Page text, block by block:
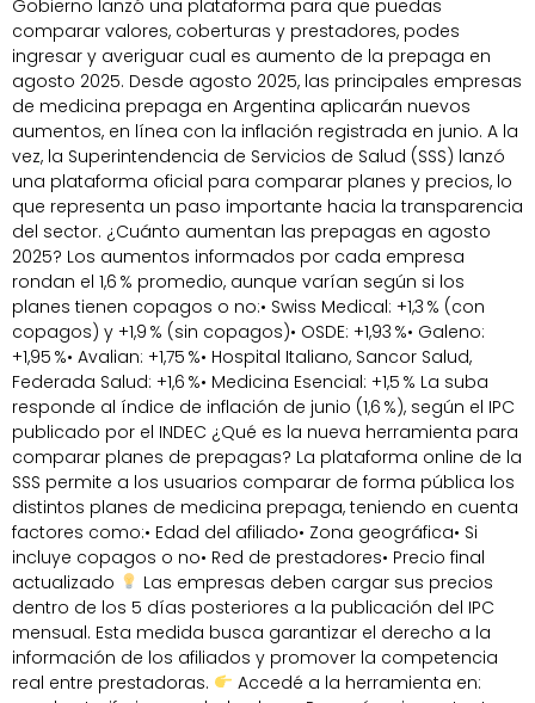
Gobierno lanzó una plataforma para que puedas
comparar valores, coberturas y prestadores, podes
ingresar y averiguar cual es aumento de la prepaga en
agosto 2025. Desde agosto 2025, las principales empresas
de medicina prepaga en Argentina aplicarán nuevos
aumentos, en línea con la inflación registrada en junio. A la
vez, la Superintendencia de Servicios de Salud (SSS) lanzó
una plataforma oficial para comparar planes y precios, lo
que representa un paso importante hacia la transparencia
del sector. ¿Cuánto aumentan las prepagas en agosto
2025? Los aumentos informados por cada empresa
rondan el 1,6 % promedio, aunque varían según si los
planes tienen copagos o no:• Swiss Medical: +1,3 % (con
copagos) y +1,9 % (sin copagos)• OSDE: +1,93 %• Galeno:
+1,95 %• Avalian: +1,75 %• Hospital Italiano, Sancor Salud,
Federada Salud: +1,6 %• Medicina Esencial: +1,5 % La suba
responde al índice de inflación de junio (1,6 %), según el IPC
publicado por el INDEC ¿Qué es la nueva herramienta para
comparar planes de prepagas? La plataforma online de la
SSS permite a los usuarios comparar de forma pública los
distintos planes de medicina prepaga, teniendo en cuenta
factores como:• Edad del afiliado• Zona geográfica• Si
incluye copagos o no• Red de prestadores• Precio final
actualizado
Las empresas deben cargar sus precios
dentro de los 5 días posteriores a la publicación del IPC
mensual. Esta medida busca garantizar el derecho a la
información de los afiliados y promover la competencia
real entre prestadoras.
Accedé a la herramienta en: